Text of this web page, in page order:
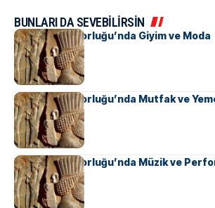
BUNLARI DA SEVEBİLİRSİN
Pers İmparatorluğu’nda Giyim ve Moda
Pers İmparatorluğu’nda Mutfak ve
Pers İmparatorluğu’nda Müzik ve